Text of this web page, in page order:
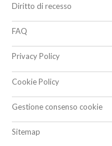
Diritto di recesso
FAQ
Privacy Policy
Cookie Policy
Gestione consenso cookie
Sitemap